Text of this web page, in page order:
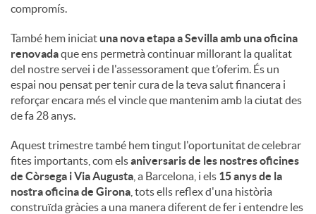
compromís.
També hem iniciat una nova etapa a Sevilla amb una oficina
renovadaque ens permetrà continuar millorant la qualitat
del nostre servei i de l'assessorament que t’oferim. És un
espai nou pensat per tenir cura de la teva salut financera i
reforçar encara més el vincle que mantenim amb la ciutat des
de fa 28 anys.
Aquest trimestre també hem tingut l'oportunitat de celebrar
fites importants, com elsaniversaris de les nostres oficines
de Còrsega i Via Augusta , a Barcelona, ​​i els 15 anys de la
nostra oficina de Girona , tots ells reflex d'una història
construïda gràcies a una manera diferent de fer i entendre les